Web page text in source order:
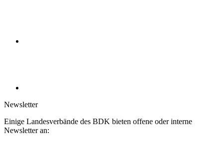
Newsletter
Einige Landesverbände des BDK bieten offene oder interne
Newsletter an: